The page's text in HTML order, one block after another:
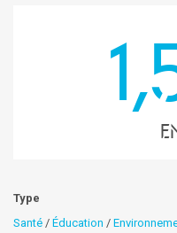
Type
Santé / Éducation /